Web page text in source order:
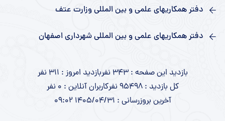
دفتر همکاریهای علمی و بین المللی وزارت عتف
دفتر همکاریهای علمی و بین المللی شهرداری اصفهان
بازدید این صفحه : 343 نفر
بازدید امروز : 311 نفر
کل بازدید : 95498 نفر
کاربران آنلاین : 0 نفر
آخرین بروزرسانی : 1405/04/31 09:02